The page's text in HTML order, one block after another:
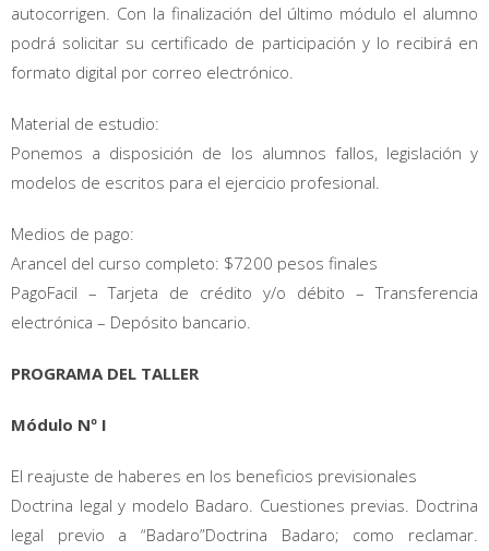
autocorrigen. Con la finalización del último módulo el alumno
podrá solicitar su certificado de participación y lo recibirá en
formato digital por correo electrónico.
Material de estudio:
Ponemos a disposición de los alumnos fallos, legislación y
modelos de escritos para el ejercicio profesional.
Medios de pago:
Arancel del curso completo: $7200 pesos finales
PagoFacil – Tarjeta de crédito y/o débito – Transferencia
electrónica – Depósito bancario.
PROGRAMA DEL TALLER
Módulo Nº I
El reajuste de haberes en los beneficios previsionales
Doctrina legal y modelo Badaro. Cuestiones previas. Doctrina
legal previo a “Badaro”Doctrina Badaro; como reclamar.